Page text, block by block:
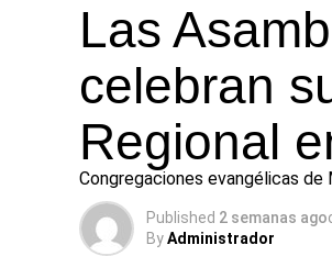
Las
celebran
Regional
Congregaciones evangélicas de
Published 2 semanas ago
ByAdministrador